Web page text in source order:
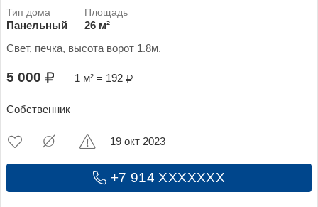
Панельный
26 м²
Свет, печка, высота ворот 1.8м.
5 000 1 м² = 192
Собственник
+7 914 XXXXXXX
19 окт 2023